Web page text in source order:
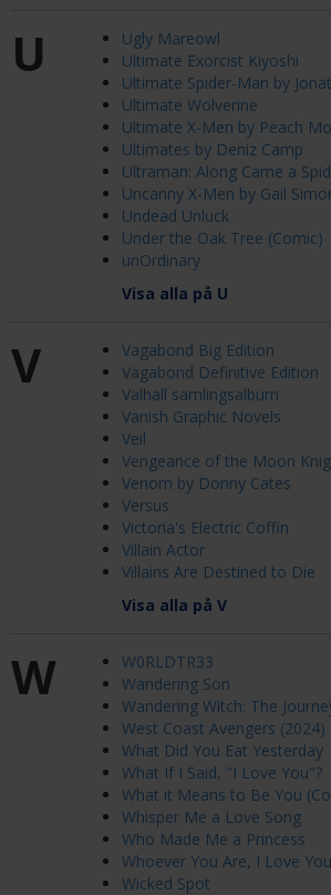
U
Ugly Mareowl
Ultimate Exorcist Kiyoshi
Ultimate Spider-Man by
Ultimate Wolverine
Ultimate X-Men by Peach
Ultimates by Deniz Camp
Ultraman: Along Came a
Uncanny X-Men by Gail
Undead Unluck
Under the Oak Tree (Comic)
unOrdinary
Visa alla på U
V
Vagabond Big Edition
Vagabond Definitive Edition
Valhall samlingsalbum
Vanish Graphic Novels
Veil
Vengeance of the Moon
Venom by Donny Cates
Versus
Victoria's Electric Coffin
Villain Actor
Villains Are Destined to Die
Visa alla på V
W
W0RLDTR33
Wandering Son
Wandering Witch: The
West Coast Avengers (2024)
What Did You Eat Yesterday
What If I Said, "I Love You"?
What it Means to Be You
Whisper Me a Love Song
Who Made Me a Princess
Whoever You Are, I Love You
Wicked Spot